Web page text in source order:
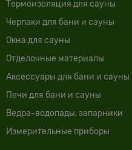
Термоизоляция для сауны
Черпаки для бани и сауны
Окна для сауны
Отделочные материалы
Аксессуары для бани и сауны
Печи для бани и сауны
Ведра-водопады, запарники
Измерительные приборы